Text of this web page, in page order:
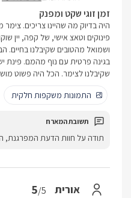
זמן זוגי שקט ומפנק
היה בדיוק מה שהיינו צריכים.
פינוקים וטאצ אישי, של קפה, יין
ושמואל מהטובים שקיבלנו
בגינה פרטית עם נוף מהמם. פינת
שקיבלנו לצימר. הכל היה פשוט
התמונות משקפות חלקית
תודה על חוות הדעת המפרגנת,
אורית 5/5